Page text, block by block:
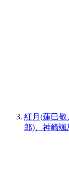
紅月(蓮巳敬
郎)、神崎